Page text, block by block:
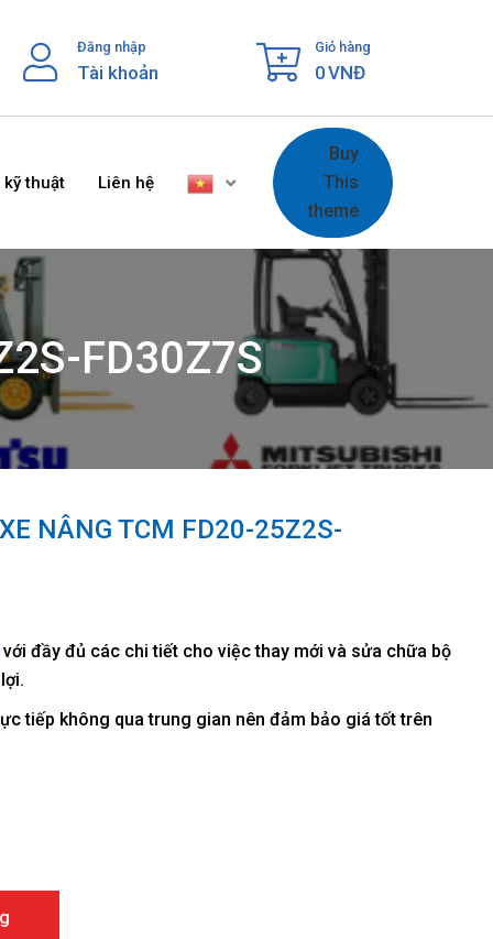
Đăng nhập
Tài khoản
Giỏ hàng
0VNĐ
kỹ thuật Liên hệ
Buy
This
theme
FD30Z7S
NÂNG TCM FD20-25Z2S-
với đầy đủ các chi tiết cho việc thay mới và sửa chữa bộ
tiếp không qua trung gian nên đảm bảo giá tốt trên